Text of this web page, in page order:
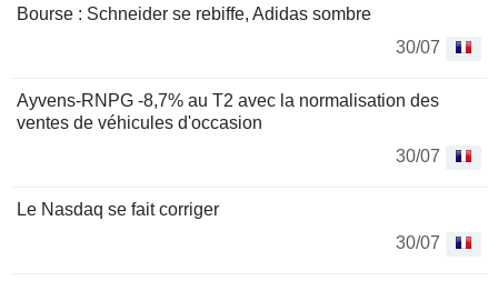
Bourse : Schneider se rebiffe, Adidas sombre
30/07
Ayvens-RNPG -8,7% au T2 avec la normalisation des
ventes de véhicules d'occasion
30/07
Le Nasdaq se fait corriger
30/07